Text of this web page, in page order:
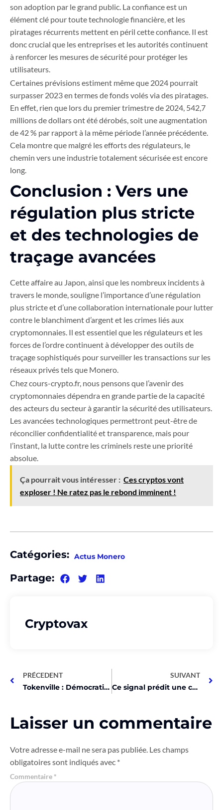
son adoption par le grand public. La confiance est un
élément clé pour toute technologie financière, et les
piratages récurrents mettent en péril cette confiance. Il est
donc crucial que les entreprises et les autorités continuent
à renforcer les mesures de sécurité pour protéger les
utilisateurs.
Certaines prévisions estiment même que 2024 pourrait
surpasser 2023 en termes de fonds volés via des piratages.
En effet, rien que lors du premier trimestre de 2024, 542,7
millions de dollars ont été dérobés, soit une augmentation
de 42 % par rapport à la même période l’année précédente.
Cela montre que malgré les efforts des régulateurs, le
chemin vers une industrie totalement sécurisée est encore
long.
Conclusion : Vers une
régulation plus stricte
et des technologies de
traçage avancées
Cette affaire au Japon, ainsi que les nombreux incidents à
travers le monde, souligne l’importance d’une régulation
plus stricte et d’une collaboration internationale pour lutter
contre le blanchiment d’argent et les crimes liés aux
cryptomonnaies. Il est essentiel que les régulateurs et les
forces de l’ordre continuent à développer des outils de
traçage sophistiqués pour surveiller les transactions sur les
réseaux privés tels que Monero.
Chez cours-crypto.fr, nous pensons que l’avenir des
cryptomonnaies dépendra en grande partie de la capacité
des acteurs du secteur à garantir la sécurité des utilisateurs.
Les avancées technologiques permettront peut-être de
réconcilier confidentialité et transparence, mais pour
l’instant, la lutte contre les criminels reste une priorité
absolue.
Ça pourrait vous intéresser : Ces cryptos vont
exploser ! Ne ratez pas le rebond imminent !
Catégories: Actus Monero
Partage:
Cryptovax
PRÉCEDENT
Tokenville : Démocratiser l’accès aux actifs tokenisés
SUIVANT
Ce signal prédit une chute d’Ethereum avant une explosion historique !
Laisser un commentaire
Votre adresse e-mail ne sera pas publiée. Les champs
obligatoires sont indiqués avec *
Commentaire *